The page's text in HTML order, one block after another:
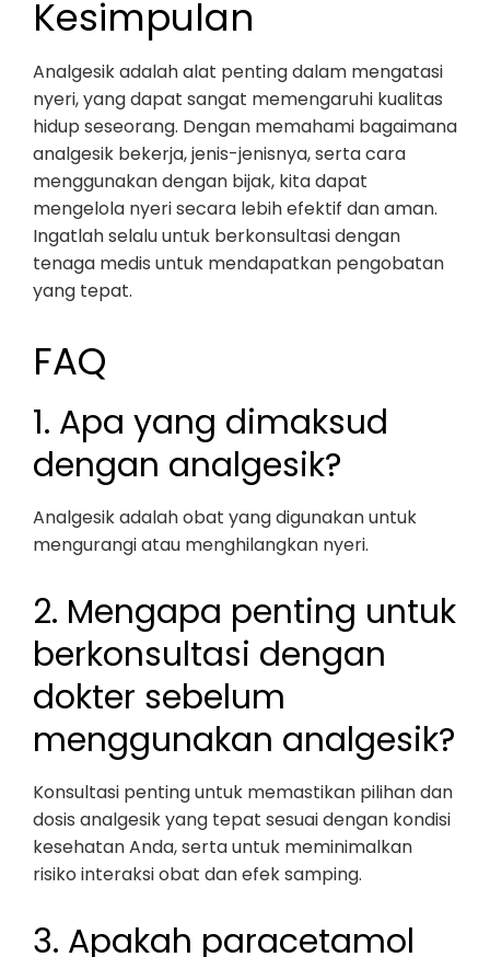
Kesimpulan
Analgesik adalah alat penting dalam mengatasi
nyeri, yang dapat sangat memengaruhi kualitas
hidup seseorang. Dengan memahami bagaimana
analgesik bekerja, jenis-jenisnya, serta cara
menggunakan dengan bijak, kita dapat
mengelola nyeri secara lebih efektif dan aman.
Ingatlah selalu untuk berkonsultasi dengan
tenaga medis untuk mendapatkan pengobatan
yang tepat.
FAQ
1. Apa yang dimaksud
dengan analgesik?
Analgesik adalah obat yang digunakan untuk
mengurangi atau menghilangkan nyeri.
2. Mengapa penting untuk
berkonsultasi dengan
dokter sebelum
menggunakan analgesik?
Konsultasi penting untuk memastikan pilihan dan
dosis analgesik yang tepat sesuai dengan kondisi
kesehatan Anda, serta untuk meminimalkan
risiko interaksi obat dan efek samping.
3. Apakah paracetamol